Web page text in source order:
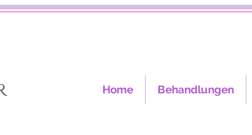
Home Behandlungen